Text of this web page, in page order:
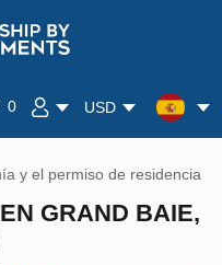
0 USD
y el permiso de residencia
GRAND BAIE,